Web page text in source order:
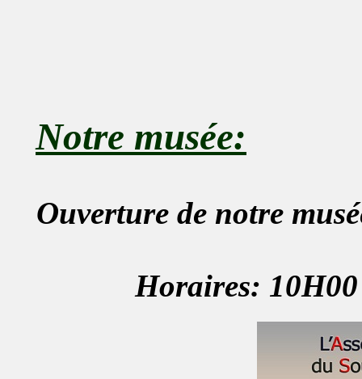
Notre musée:
Ouverture de notre
Horaires: